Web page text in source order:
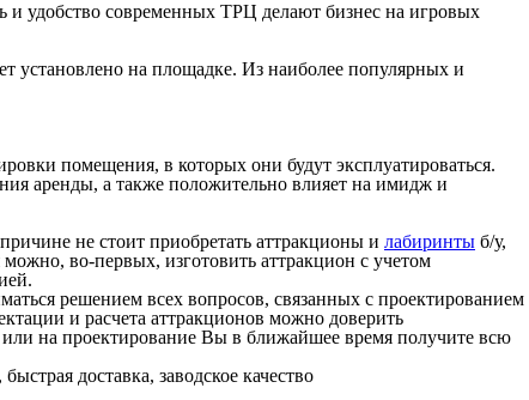
и удобство современных ТРЦ делают бизнес на игровых
установлено на площадке. Из наиболее популярных и
помещения, в которых они будут эксплуатироваться.
аренды, а также положительно влияет на имидж и
не стоит приобретать аттракционы и лабиринты б/у,
во-первых, изготовить аттракцион с учетом
решением всех вопросов, связанных с проектированием
и расчета аттракционов можно доверить
на проектирование Вы в ближайшее время получите всю
доставка, заводское качество